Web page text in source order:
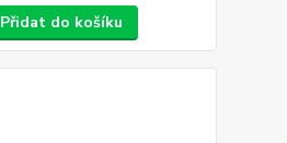
Přidat do košíku